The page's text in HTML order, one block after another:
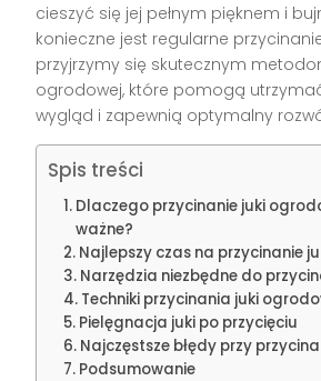
cieszyć się jej pełnym pięknem i
konieczne jest regularne
przyjrzymy się skutecznym
ogrodowej, które pomogą
wygląd i zapewnią optymalny
Spis treści
Dlaczego przycinanie juki
ważne?
Najlepszy czas na przycinanie
Narzędzia niezbędne do
Techniki przycinania juki
Pielęgnacja juki po przycięciu
Najczęstsze błędy przy
Podsumowanie